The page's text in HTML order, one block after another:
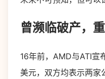
曾濒临破产，
16年前，AMD与ATI宣
美元，双方均表示两家